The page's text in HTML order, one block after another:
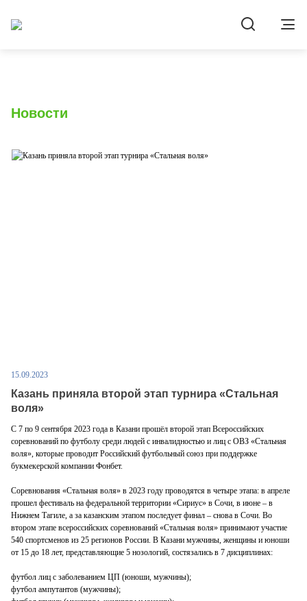
Новости
15.09.2023
Казань приняла второй этап турнира «Стальная
воля»
С 7 по 9 сентября 2023 года в Казани прошёл второй этап Всероссийских
соревнований по футболу среди людей с инвалидностью и лиц с ОВЗ «Стальная
воля», которые проводит Российский футбольный союз при поддержке
букмекерской компании Фонбет.
Соревнования «Стальная воля» в 2023 году проводятся в четыре этапа: в апреле
прошел фестиваль на федеральной территории «Сириус» в Сочи, в июне – в
Нижнем Тагиле, а за казанским этапом последует финал – снова в Сочи. Во
втором этапе всероссийских соревнований «Стальная воля» принимают участие
540 спортсменов из 25 регионов России. В Казани мужчины, женщины и юноши
от 15 до 18 лет, представляющие 5 нозологий, состязались в 7 дисциплинах:
футбол лиц с заболеванием ЦП (юноши, мужчины);
футбол ампутантов (мужчины);